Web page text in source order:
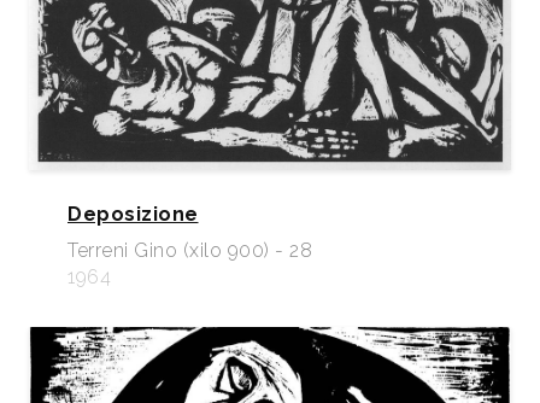
Deposizione
Terreni Gino (xilo 900) - 28
1964